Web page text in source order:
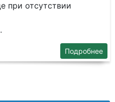
при отсутствии
Подробнее